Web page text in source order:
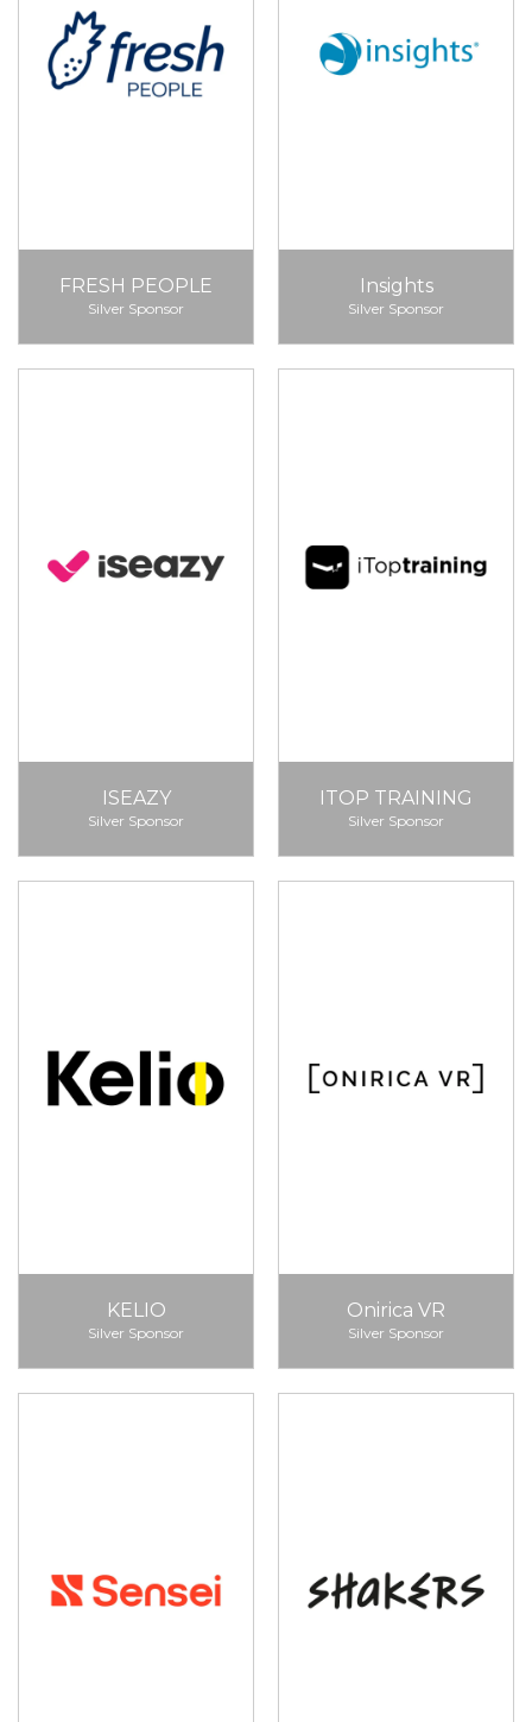
FRESH PEOPLE
Silver Sponsor
Insights
Silver Sponsor
ISEAZY
Silver Sponsor
ITOP TRAINING
Silver Sponsor
KELIO
Silver Sponsor
Onirica VR
Silver Sponsor